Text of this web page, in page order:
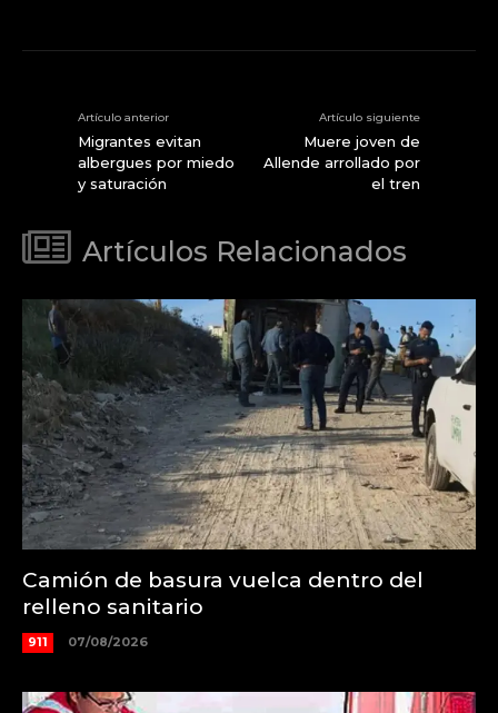
Artículo anterior
Migrantes evitan
albergues por miedo
y saturación
Artículo siguiente
Muere joven de
Allende arrollado por
el tren
Artículos Relacionados
Camión de basura vuelca dentro del
relleno sanitario
911 07/08/2026